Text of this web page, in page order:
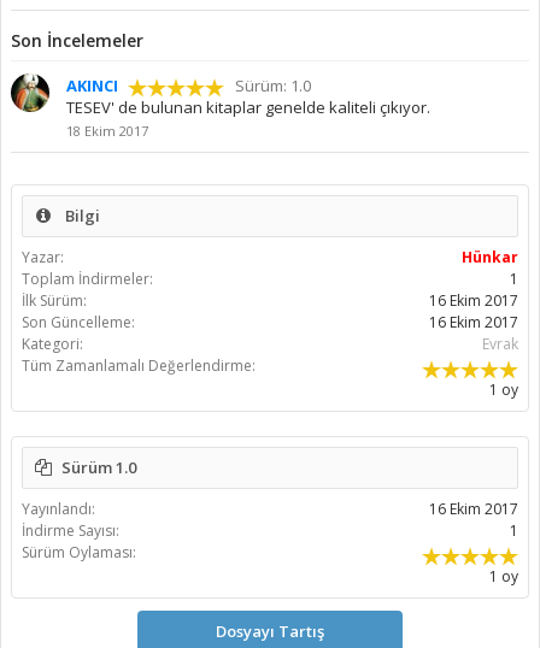
Son İncelemeler
AKINCI
Sürüm: 1.0
TESEV' de bulunan kitaplar genelde kaliteli çıkıyor.
18 Ekim 2017
Bilgi
Yazar:
Hünkar
Toplam İndirmeler:
1
İlk Sürüm:
16 Ekim 2017
Son Güncelleme:
16 Ekim 2017
Kategori:
Evrak
Tüm Zamanlamalı Değerlendirme:
1 oy
Sürüm 1.0
Yayınlandı:
16 Ekim 2017
İndirme Sayısı:
1
Sürüm Oylaması:
1 oy
Dosyayı Tartış